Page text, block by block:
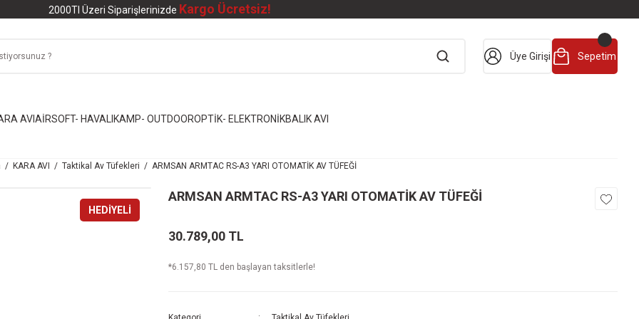
2000Tl Üzeri Siparişlerinizde Kargo Ücretsiz!
Üye Girişi Sepetim
AVIAİRSOFT- HAVALI KAMP- OUTDOOROPTİK- ELEKTRONİKBALIK AVI
KARA AVI Taktikal Av Tüfekleri ARMSAN ARMTAC RS-A3 YARI OTOMATİK AV TÜFEĞİ
HEDİYELİ
ARMSAN ARMTAC RS-A3 YARI OTOMATİK AV TÜFEĞİ
30.789,00 TL
*6.157,80 TL den başlayan taksitlerle!